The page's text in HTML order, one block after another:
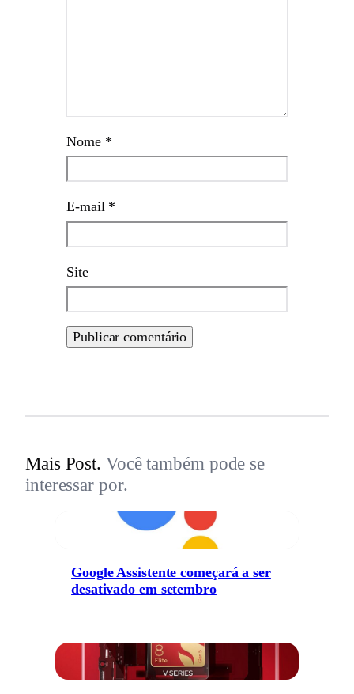
Nome *
E-mail *
Site
Mais Post. Você também pode se
interessar por.
Google Assistente começará a ser
desativado em setembro